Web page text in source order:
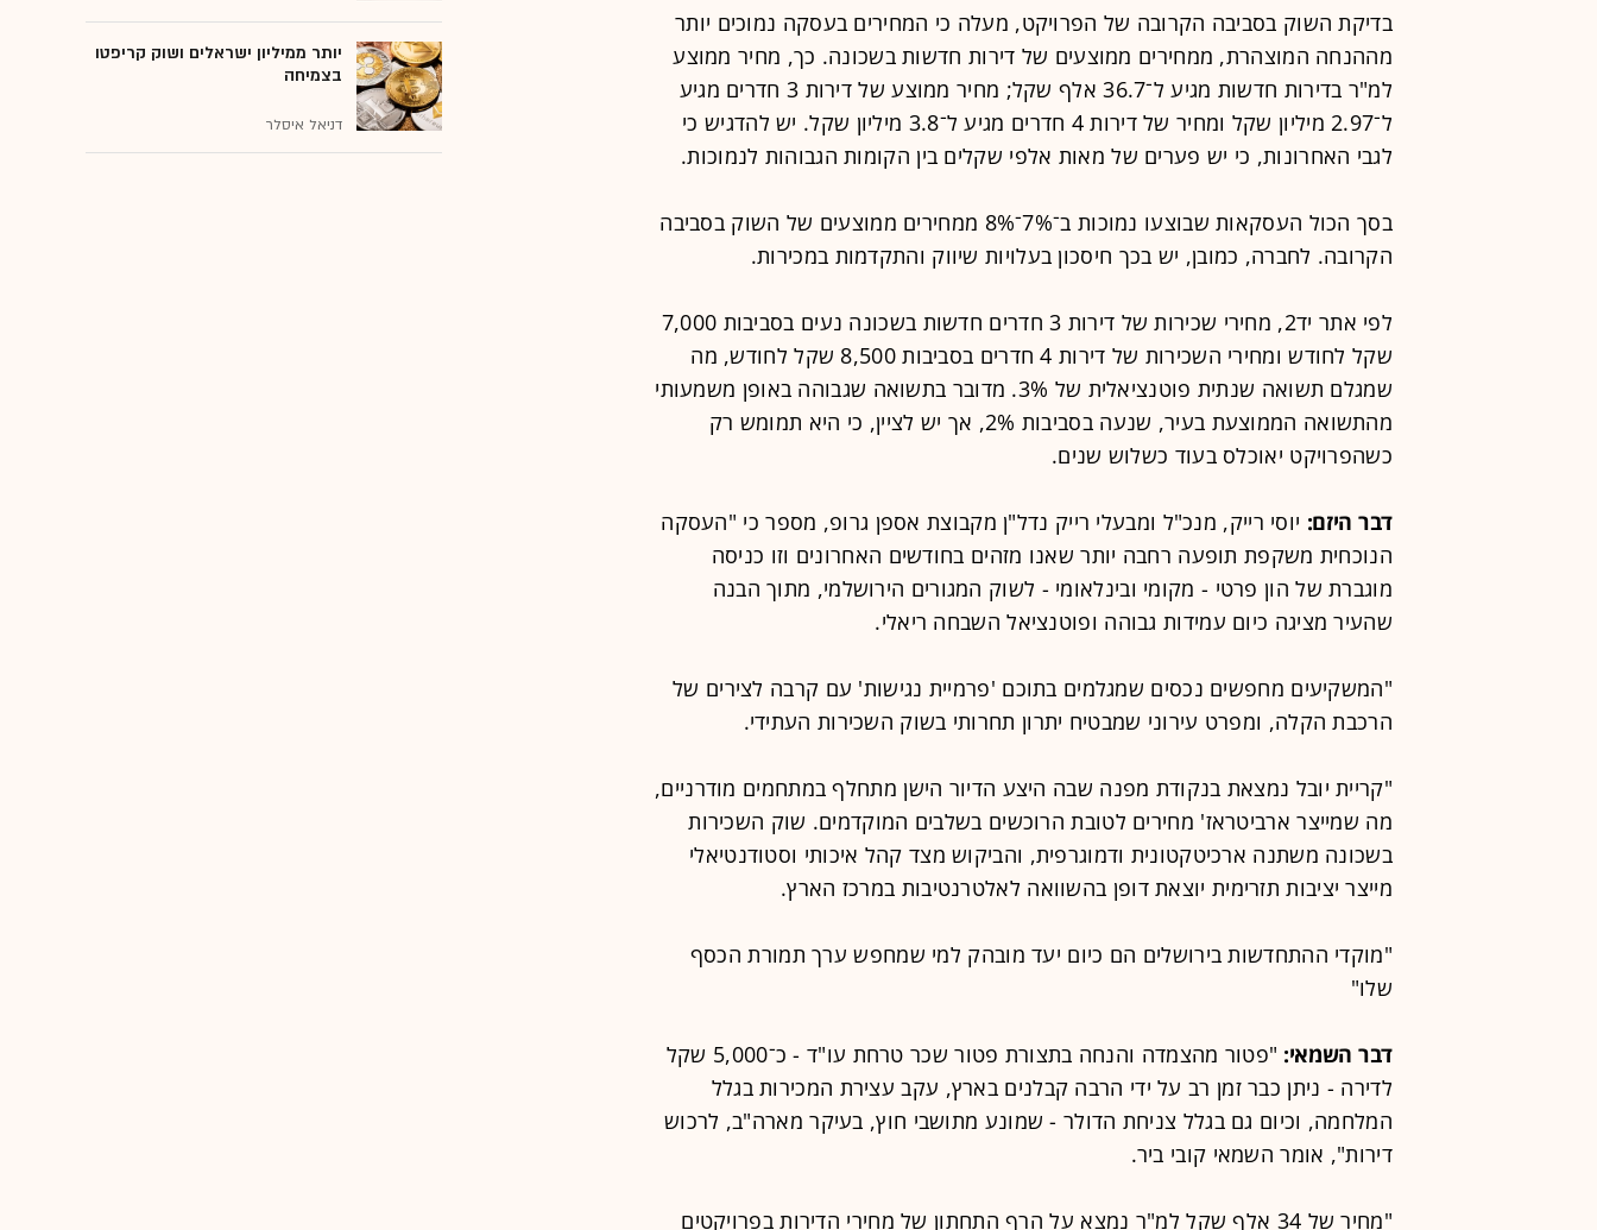
בדיקת השוק בסביבה הקרובה של הפרויקט, מעלה כי המחירים בעסקה נמוכים יותר
מההנחה המוצהרת, ממחירים ממוצעים של דירות חדשות בשכונה. כך, מחיר ממוצע
למ"ר בדירות חדשות מגיע ל־36.7 אלף שקל; מחיר ממוצע של דירות 3 חדרים מגיע
ל־2.97 מיליון שקל ומחיר של דירות 4 חדרים מגיע ל־3.8 מיליון שקל. יש להדגיש כי
לגבי האחרונות, כי יש פערים של מאות אלפי שקלים בין הקומות הגבוהות לנמוכות.
בסך הכול העסקאות שבוצעו נמוכות ב־7%־8% ממחירים ממוצעים של השוק בסביבה
הקרובה. לחברה, כמובן, יש בכך חיסכון בעלויות שיווק והתקדמות במכירות.
לפי אתר יד2, מחירי שכירות של דירות 3 חדרים חדשות בשכונה נעים בסביבות 7,000
שקל לחודש ומחירי השכירות של דירות 4 חדרים בסביבות 8,500 שקל לחודש, מה
שמגלם תשואה שנתית פוטנציאלית של 3%. מדובר בתשואה שגבוהה באופן משמעותי
מהתשואה הממוצעת בעיר, שנעה בסביבות 2%, אך יש לציין, כי היא תמומש רק
כשהפרויקט יאוכלס בעוד כשלוש שנים.
דבר היזם: יוסי רייק, מנכ"ל ומבעלי רייק נדל"ן מקבוצת אספן גרופ, מספר כי ​"העסקה
הנוכחית משקפת תופעה רחבה יותר שאנו מזהים בחודשים האחרונים וזו כניסה
מוגברת של הון פרטי - מקומי ובינלאומי - לשוק המגורים הירושלמי, מתוך הבנה
שהעיר מציגה כיום עמידות גבוהה ופוטנציאל השבחה ריאלי.
"המשקיעים מחפשים נכסים שמגלמים בתוכם 'פרמיית נגישות' עם קרבה לצירים של
הרכבת הקלה, ומפרט עירוני שמבטיח יתרון תחרותי בשוק השכירות העתידי.
"​קריית יובל נמצאת בנקודת מפנה שבה היצע הדיור הישן מתחלף במתחמים מודרניים,
מה שמייצר ארביטראז' מחירים לטובת הרוכשים בשלבים המוקדמים. שוק השכירות
בשכונה משתנה ארכיטקטונית ודמוגרפית, והביקוש מצד קהל איכותי וסטודנטיאלי
מייצר יציבות תזרימית יוצאת דופן בהשוואה לאלטרנטיבות במרכז הארץ.
"מוקדי ההתחדשות בירושלים הם כיום יעד מובהק למי שמחפש ערך תמורת הכסף
שלו"
דבר השמאי:
"פטור מהצמדה והנחה בתצורת פטור שכר טרחת עו"ד - כ־5,000 שקל
לדירה - ניתן כבר זמן רב על ידי הרבה קבלנים בארץ, עקב עצירת המכירות בגלל
המלחמה, וכיום גם בגלל צניחת הדולר - שמונע מתושבי חוץ, בעיקר מארה"ב, לרכוש
דירות", אומר השמאי קובי ביר.
"מחיר של 34 אלף שקל למ"ר נמצא על הרף התחתון של מחירי הדירות בפרויקטים
יותר ממיליון ישראלים ושוק קריפטו
בצמיחה
דניאל איסלר